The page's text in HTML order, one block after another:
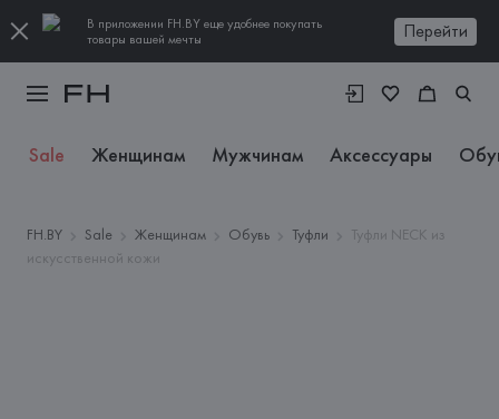
В приложении FH.BY еще удобнее покупать
товары вашей мечты
Перейти
Sale Женщинам Мужчинам Аксессуары
FH.BY Sale Женщинам Обувь Туфли
Туфли NECK из
искусственной кожи